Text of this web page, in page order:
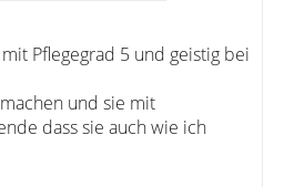
Pflegegrad 5 und geistig bei
und sie mit
dass sie auch wie ich